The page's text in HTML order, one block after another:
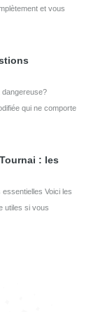
et vous
dangereuse?
qui ne comporte
: les
Voici les
utiles si vous